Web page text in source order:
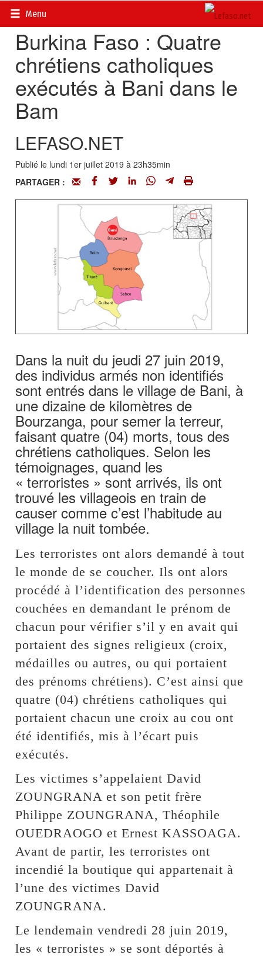
Menu
Accueil>
Burkina Faso : Quatre
chrétiens catholiques
exécutés à Bani dans le
Bam
LEFASO.NET
Publié le lundi 1er juillet 2019 à 23h35min
PARTAGER :
Dans la nuit du jeudi 27 juin 2019,
des individus armés non identifiés
sont entrés dans le village de Bani, à
une dizaine de kilomètres de
Bourzanga, pour semer la terreur,
faisant quatre (04) morts, tous des
chrétiens catholiques. Selon les
témoignages, quand les
« terroristes » sont arrivés, ils ont
trouvé les villageois en train de
causer comme c’est l’habitude au
village la nuit tombée.
Les terroristes ont alors demandé à tout
le monde de se coucher. Ils ont alors
procédé à l’identification des personnes
couchées en demandant le prénom de
chacun pour vérifier s’il y en avait qui
portaient des signes religieux (croix,
médailles ou autres, ou qui portaient
des prénoms chrétiens). C’est ainsi que
quatre (04) chrétiens catholiques qui
portaient chacun une croix au cou ont
été identifiés, mis à l’écart puis
exécutés.
Les victimes s’appelaient David
ZOUNGRANA et son petit frère
Philippe ZOUNGRANA, Théophile
OUEDRAOGO et Ernest KASSOAGA.
Avant de partir, les terroristes ont
incendié la boutique qui appartenait à
l’une des victimes David
ZOUNGRANA.
Le lendemain vendredi 28 juin 2019,
les « terroristes » se sont déportés à